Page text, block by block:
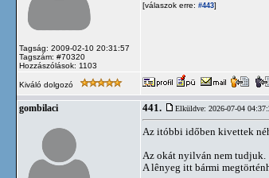
Tagság: 2009-02-10 20:31:57
Tagszám: #70320
Hozzászólások: 1103
[válaszok erre: #443]
Kiváló dolgozó
gombilaci 441. Elküldve: 2026-07-04
Az itóbbi időben kivettek
Az okát nyilván nem tudjuk.
A lênyeg itt bármi